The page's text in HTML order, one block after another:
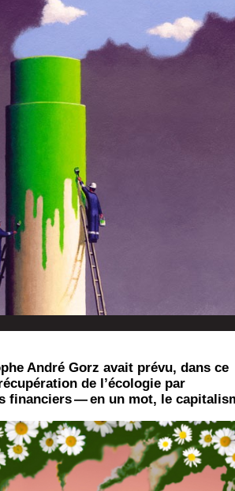
André Gorz avait pré­vu, dans ce
de l’écologie par
finan­ciers — en un mot, le